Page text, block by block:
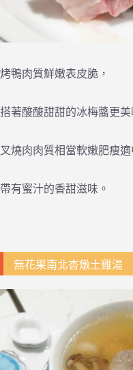
烤鴨肉質鮮嫩表皮脆，
搭著酸酸甜甜的冰梅醬更美
叉燒肉肉質相當軟嫩肥瘦適
帶有蜜汁的香甜滋味。
無花果南北杏燉土雞湯